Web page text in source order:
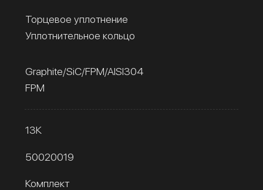
Торцевое уплотнение
Уплотнительное кольцо
Graphite/SiC/FPM/AISI304
FPM
13К
50020019
Комплект